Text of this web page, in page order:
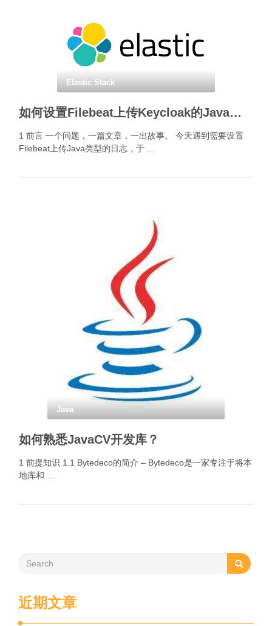
Elastic Stack
如何设置Filebeat上传Keycloak的Java类型日志？
1 前言 一个问题，一篇文章，一出故事。 今天遇到需要设置
Filebeat上传Java类型的日志，于 …
Java
如何熟悉JavaCV开发库？
1 前提知识 1.1 Bytedeco的简介 – Bytedeco是一家专注于将本
地库和 …
近期文章